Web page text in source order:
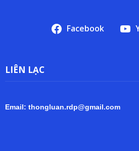
Facebook
LIÊN LẠC
Email: thongluan.rdp@gmail.com